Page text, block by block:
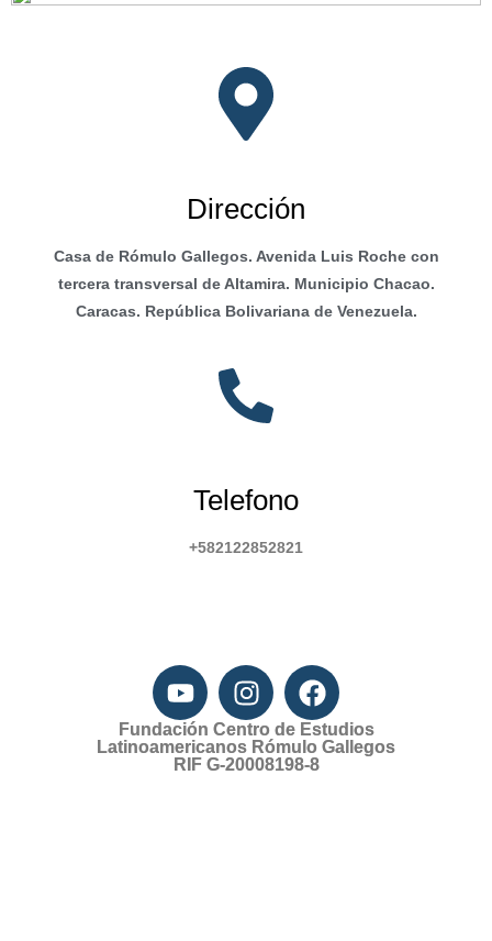
Dirección
Casa de Rómulo Gallegos. Avenida Luis Roche con
tercera transversal de Altamira. Municipio Chacao.
Caracas. República Bolivariana de Venezuela.
Telefono
+582122852821
Fundación Centro de Estudios
Latinoamericanos Rómulo Gallegos
RIF G-20008198-8